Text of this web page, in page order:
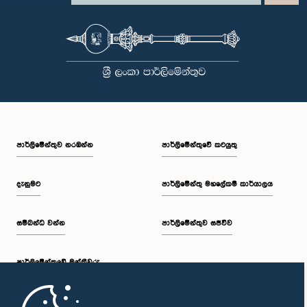
වැදගත්කම පිළිබඳව නිසි අවබෝධයකින් යුතුව තම ක්‍රියාවන්හි බරපතලකම
වරප්‍රසාද පිළිබඳ කාරක සභාව සහ පොදු ව්‍යාපාර පිළිබඳ කාරක සභාවේ
සභාපතිවරයා විසින් ඒ පිළිබඳව නිසි පරිදි සලකා බැලීමෙන් අනතුරුව, ඉහත
කී නිලධාරීන්ට සමාව ලබා දෙන ලෙස කරන ලද ඉල්ලීම පිළිගන්නා
ලදී. පාර්ලිමේන්තු කාරක සභා රැස්වීම් සඳහා පෙනී සිටින සියලුම පුද්ගලයන්
සෑම අවස්ථාවකදීම ඉහළම මට්ටමින් ආචාරධර්ම හා හැසිරීම් අනුගමනය
පාර්ලිමේන්තුවේ ගරුත්වය හා අධිකාරිය ආරක්ෂා කරමින් කටයුතු කිරීමත්
පාර්ලි‌මේන්තුව නරඹන්න
දැනුමට
සම්බන්ධ වන්න
පාර්ලි‌මේන්තුවේ මන්ත්‍රීවරු
මුල් පිටුව
පාර්ලිමේන්තුවේ කටයුතු
පාර්ලිමේන්තු මහලේකම් කාර්යාලය
පාර්ලිමේන්තුව සජීවීව